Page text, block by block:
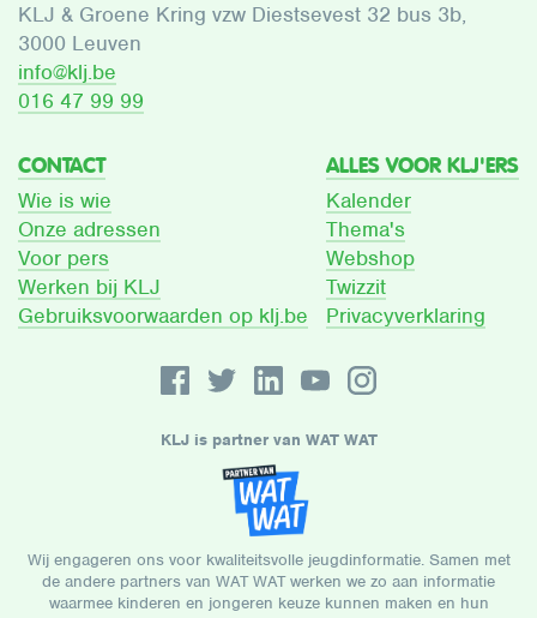
KLJ & Groene Kring vzw Diestsevest 32 bus 3b,
3000 Leuven
info@klj.be​
016 47 99 99
CONTACT
Wie is wie
Onze adressen
Voor pers
Werken bij KLJ
Gebruiksvoorwaarden op klj.be
ALLES VOOR KLJ'ERS
Kalender
Thema's
Webshop
Twizzit
Privacyverklaring
KLJ is partner van WAT WAT
Wij engageren ons voor kwaliteitsvolle jeugdinformatie. Samen met
de andere partners van WAT WAT werken we zo aan informatie
waarmee kinderen en jongeren keuze kunnen maken en hun